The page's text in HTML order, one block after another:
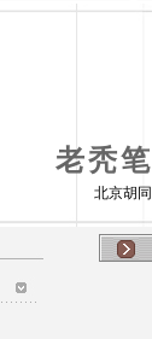
老秃
北京胡